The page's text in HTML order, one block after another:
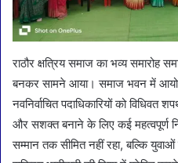
राठौर क्षत्रिय समाज का भव्य समारोह
बनकर सामने आया। समाज भवन में
नवनिर्वाचित पदाधिकारियों को
और सशक्त बनाने के लिए कई महत्वपूर्ण
सम्मान तक सीमित नहीं रहा, बल्कि